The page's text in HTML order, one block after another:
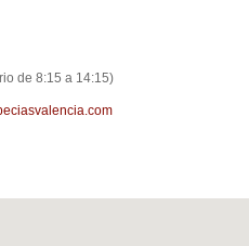
de 8:15 a 14:15)